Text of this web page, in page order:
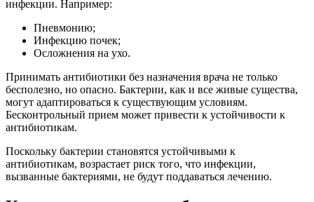
инфекции. Например:
Пневмонию;
Инфекцию почек;
Осложнения на ухо.
Принимать антибиотики без назначения врача не только
бесполезно, но опасно. Бактерии, как и все живые существа,
могут адаптироваться к существующим условиям.
Бесконтрольный прием может привести к устойчивости к
антибиотикам.
Поскольку бактерии становятся устойчивыми к
антибиотикам, возрастает риск того, что инфекции,
вызванные бактериями, не будут поддаваться лечению.